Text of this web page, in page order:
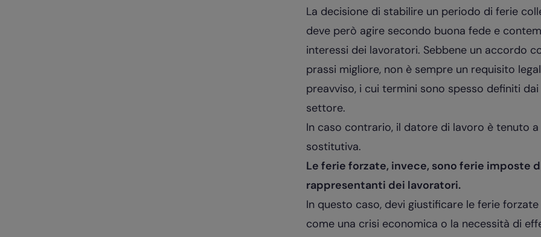
La decisione di stabilire un periodo di ferie
deve però agire secondo buona fede e
interessi dei lavoratori. Sebbene un accordo
prassi migliore, non è sempre un requisito
preavviso, i cui termini sono spesso definiti
settore.
In caso contrario, il datore di lavoro è tenuto
sostitutiva.
Le ferie forzate, invece, sono ferie imposte
rappresentanti dei lavoratori.
In questo caso, devi giustificare le ferie
come una crisi economica o la necessità di